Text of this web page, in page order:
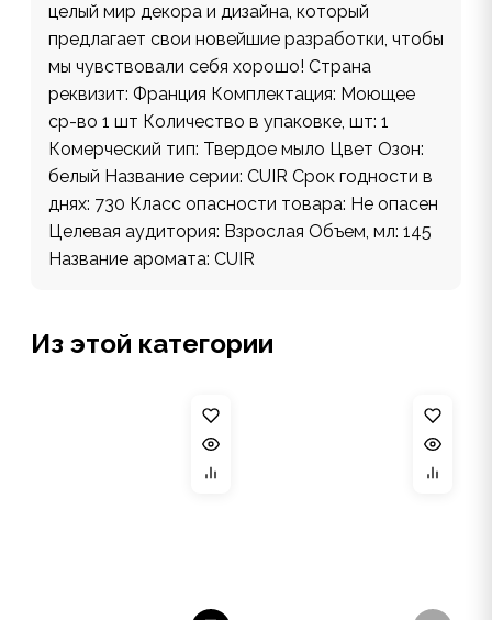
целый мир декора и дизайна, который
предлагает свои новейшие разработки, чтобы
мы чувствовали себя хорошо! Страна
реквизит: Франция Комплектация: Моющее
ср-во 1 шт Количество в упаковке, шт: 1
Комерческий тип: Твердое мыло Цвет Озон:
белый Название серии: CUIR Срок годности в
днях: 730 Класс опасности товара: Не опасен
Целевая аудитория: Взрослая Объем, мл: 145
Название аромата: CUIR
Из этой категории